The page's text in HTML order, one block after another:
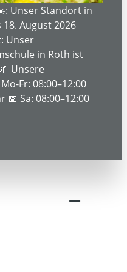
Unser Standort in
August 2026
Unser
in Roth ist
Unsere
Fr: 08:00–12:00
📅 Sa: 08:00–12:00